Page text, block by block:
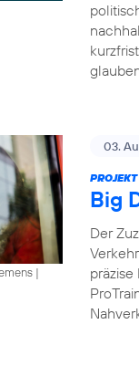
|
03.
Big
Der